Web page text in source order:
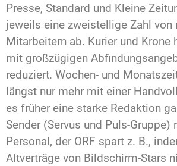
Presse, Standard und Kleine
jeweils eine zweistellige Zahl von
Mitarbeitern ab. Kurier und Krone
mit großzügigen
reduziert. Wochen- und
längst nur mehr mit einer
es früher eine starke Redaktion
Sender (Servus und Puls-Gruppe)
Personal, der ORF spart z. B.,
Altverträge von Bildschirm-Stars